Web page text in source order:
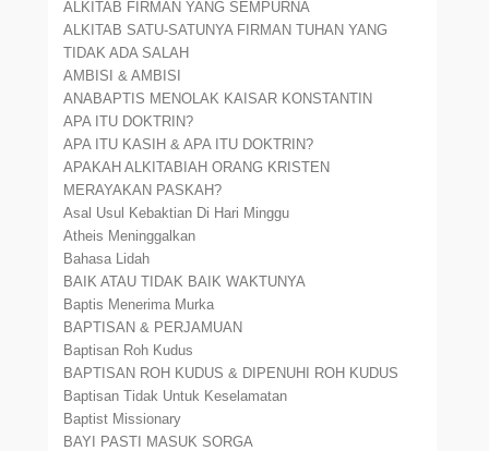
ALKITAB FIRMAN YANG SEMPURNA
ALKITAB SATU-SATUNYA FIRMAN TUHAN YANG
TIDAK ADA SALAH
AMBISI & AMBISI
ANABAPTIS MENOLAK KAISAR KONSTANTIN
APA ITU DOKTRIN?
APA ITU KASIH & APA ITU DOKTRIN?
APAKAH ALKITABIAH ORANG KRISTEN
MERAYAKAN PASKAH?
Asal Usul Kebaktian Di Hari Minggu
Atheis Meninggalkan
Bahasa Lidah
BAIK ATAU TIDAK BAIK WAKTUNYA
Baptis Menerima Murka
BAPTISAN & PERJAMUAN
Baptisan Roh Kudus
BAPTISAN ROH KUDUS & DIPENUHI ROH KUDUS
Baptisan Tidak Untuk Keselamatan
Baptist Missionary
BAYI PASTI MASUK SORGA